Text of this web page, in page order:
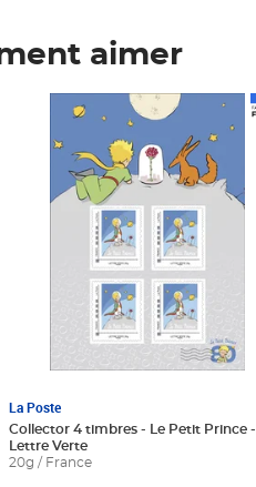
aimer
La Poste
Collector 4 timbres - Le Petit Prince -
Lettre Verte
20g / France
Prix 6,25€ HT